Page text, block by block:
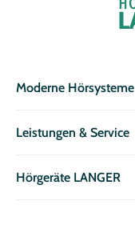
Moderne Hörsysteme
Leistungen & Service
Hörgeräte LANGER